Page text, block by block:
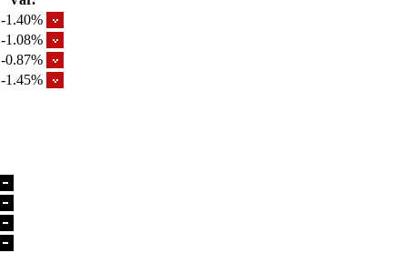
-1.40%
-1.08%
-0.87%
-1.45%